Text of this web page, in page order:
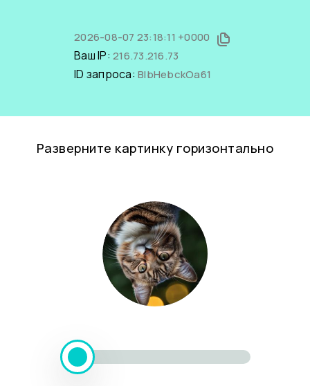
2026-08-07 23:18:11 +0000
Ваш IP: 216.73.216.73
ID запроса: BIbHebckOa61
Разверните картинку горизонтально